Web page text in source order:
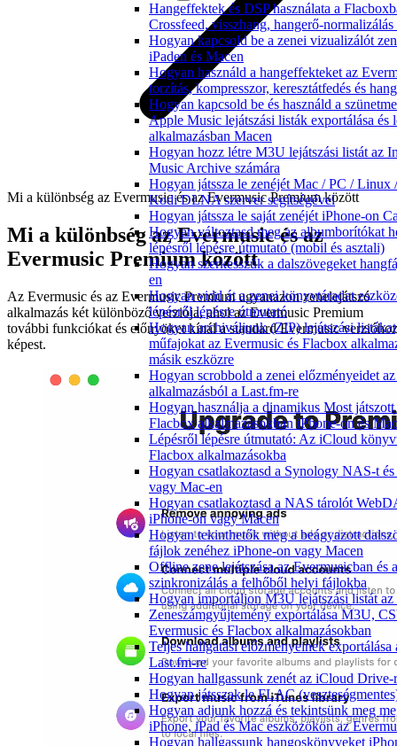
Hangeffektek és DSP használata a
Crossfeed, visszhang, hangerő-normalizálás
Hogyan kapcsold be a zenei vizualizálót
iPaden és Macen
Hogyan használd a hangeffekteket az
torzítás, kompresszor, keresztátfedés és
Hogyan kapcsold be és használd a
Apple Music lejátszási listák exportálása és
alkalmazásban Macen
Hogyan hozz létre M3U lejátszási listát az
Music Archive számára
Hogyan játssza le zenéjét Mac / PC /
Kodi DLNA szerver segítségével
Hogyan játssza le saját zenéjét iPhone-on
Hogyan változtasd meg az albumborítókat
lépésről lépésre útmutató (mobil és asztali)
Hogyan szerkesszük a dalszövegeket
en
Hogyan vidd át a zenei könyvtáradat
lépésről lépésre útmutató
Hogyan archiváljunk (ZIP) lejátszási
műfajokat az Evermusic és Flacbox
másik eszközre
Hogyan scrobbold a zenei előzményeidet
alkalmazásból a Last.fm-re
Hogyan használja a dinamikus Most
Flacbox alkalmazásokban iPhone-on és
Lépésről lépésre útmutató: Az iCloud
Flacbox alkalmazásokba
Hogyan csatlakoztasd a Synology NAS-t
vagy Mac-en
Hogyan csatlakoztasd a NAS tárolót
iPhone-on vagy Macen
Hogyan tekinthetők meg a beágyazott
fájlok zenéhez iPhone-on vagy Macen
Offline zene lejátszása az Evermusicban és
szinkronizálás a felhőből helyi fájlokba
Hogyan importáljon M3U lejátszási listát az
Zeneszámgyűjtemény exportálása M3U,
Evermusic és Flacbox alkalmazásokban
Teljes hallgatási előzményeinek
Last.fm-re
Hogyan hallgassunk zenét az iCloud
Hogyan játsszak le FLAC
Hogyan adjunk hozzá és tekintsünk meg
iPhone, iPad és Mac eszközökön az
Hogyan hallgassunk hangoskönyveket
Mi a különbség az Evermusic és az Evermusic Premium között
Mi a különbség az Evermusic és az
Evermusic Premium között
Az Evermusic és az Evermusic Premium ugyanazon zenelejátszó
alkalmazás két különböző verziója, ahol az Evermusic Premium
további funkciókat és előnyöket kínál a standard Evermusic verzióhoz
képest.